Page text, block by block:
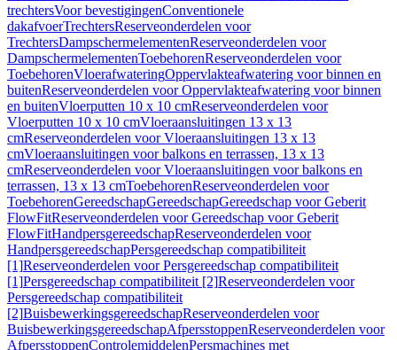
trechtersVoor bevestigingenConventionele
dakafvoerTrechtersReserveonderdelen voor
TrechtersDampschermelementenReserveonderdelen voor
DampschermelementenToebehorenReserveonderdelen voor
ToebehorenVloerafwateringOppervlakteafwatering voor binnen en
buitenReserveonderdelen voor Oppervlakteafwatering voor binnen
en buitenVloerputten 10 x 10 cmReserveonderdelen voor
Vloerputten 10 x 10 cmVloeraansluitingen 13 x 13
cmReserveonderdelen voor Vloeraansluitingen 13 x 13
cmVloeraansluitingen voor balkons en terrassen, 13 x 13
cmReserveonderdelen voor Vloeraansluitingen voor balkons en
terrassen, 13 x 13 cmToebehorenReserveonderdelen voor
ToebehorenGereedschapGereedschapGereedschap voor Geberit
FlowFitReserveonderdelen voor Gereedschap voor Geberit
FlowFitHandpersgereedschapReserveonderdelen voor
HandpersgereedschapPersgereedschap compatibiliteit
[1]Reserveonderdelen voor Persgereedschap compatibiliteit
[1]Persgereedschap compatibiliteit [2]Reserveonderdelen voor
Persgereedschap compatibiliteit
[2]BuisbewerkingsgereedschapReserveonderdelen voor
BuisbewerkingsgereedschapAfpersstoppenReserveonderdelen voor
AfpersstoppenControlemiddelenPersmachines met